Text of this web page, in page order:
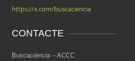
https://x.com/buscaciencia
CONTACTE
Buscaciència – ACCC